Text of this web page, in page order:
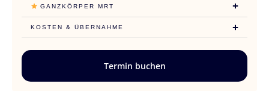
GANZKÖRPER MRT
KOSTEN & ÜBERNAHME
Termin buchen